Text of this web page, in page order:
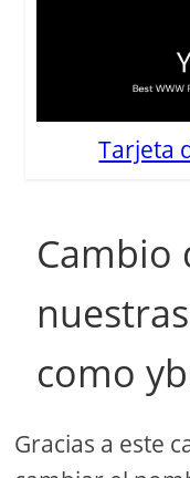
Tarjeta
Cambio
como
Gracias a este